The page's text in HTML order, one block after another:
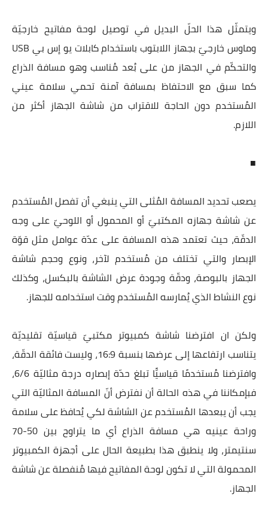
ويتمثّل هذا الحلّ البديل في توصيل لوحة مفاتيح خارجيّة
وماوس خارجيّ بجهاز اللابتوب باستخدام كابلات يو إس بي USB
والتحكّم في الجهاز من على بُعد مُناسب وهو مسافة الذراع
كما سبق مع الاحتفاظ بمسافة آمنة تحمي سلامة عيني
المُستخدم دون الحاجة للاقتراب من شاشة الجهاز أكثر من
اللازم.
■
يصعب تحديد المسافة المُثلى التي ينبغي أن تفصل المُستخدم
عن شاشة جهازه المكتبيّ أو المحمول أو اللوحيّ على وجه
الدقّة، حيث تعتمد هذه المسافة على عدّة عوامل مثل قوّة
الإبصار والتي تختلف من مُستخدم لآخر، ونوع وحجم شاشة
الجهاز بالبوصة، ودقّة وجودة عرض الشاشة بالبكسل، وكذلك
نوع النشاط الذي يُمارسه المُستخدم وقت استخدامه للجهاز.
ولكن ان افترضنا شاشة كمبيوتر مكتبيّ قياسيّة تقليديّة
يتناسب ارتفاعها إلى عرضها بنسبة 16:9، وليست فائقة الدقّة،
وافترضنا مُستخدمًا قياسيًّا تبلغ حدّة إبصاره درجة مثاليّة 6/6،
فبإمكاننا في هذه الحالة أن نفترض أنّ المسافة المثاليّة التي
يجب أن يبعدها المُستخدم عن الشاشة لكي يُحافظ على سلامة
وراحة عينيه هي مسافة الذراع أي ما يتراوح بين 50-70
سنتيمتر، ولا ينطبق هذا بطبيعة الحال على أجهزة الكمبيوتر
المحمولة التي لا تكون لوحة المفاتيح فيها مُنفصلة عن شاشة
الجهاز.